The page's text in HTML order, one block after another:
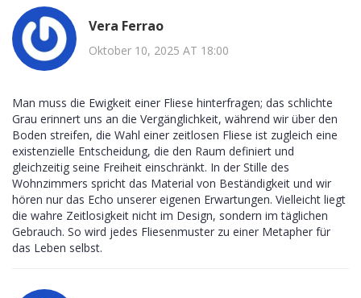
Vera Ferrao
Oktober 10, 2025 AT 18:00
Man muss die Ewigkeit einer Fliese hinterfragen; das schlichte
Grau erinnert uns an die Vergänglichkeit, während wir über den
Boden streifen, die Wahl einer zeitlosen Fliese ist zugleich eine
existenzielle Entscheidung, die den Raum definiert und
gleichzeitig seine Freiheit einschränkt. In der Stille des
Wohnzimmers spricht das Material von Beständigkeit und wir
hören nur das Echo unserer eigenen Erwartungen. Vielleicht liegt
die wahre Zeitlosigkeit nicht im Design, sondern im täglichen
Gebrauch. So wird jedes Fliesenmuster zu einer Metapher für
das Leben selbst.